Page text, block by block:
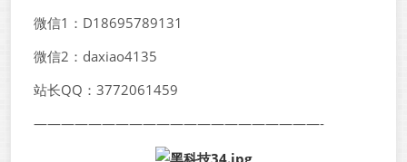
微信1：D18695789131
微信2：daxiao4135
站长QQ：3772061459
—————————————————————-